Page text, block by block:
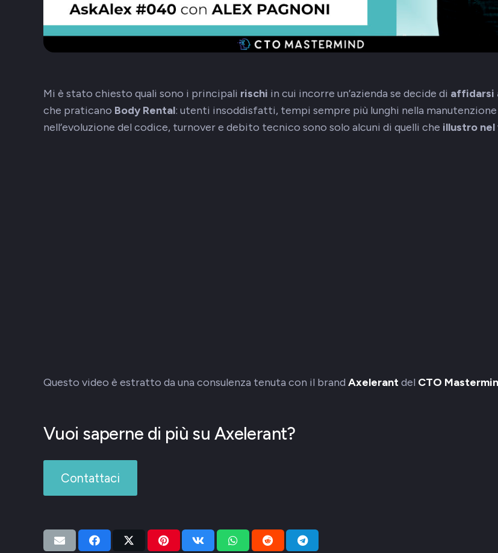
Mi è stato chiesto quali sono i principali rischi in cui incorre un’azienda se decide di affidarsi
che praticano Body Rental: utenti insoddisfatti, tempi sempre più lunghi nella manutenzione
nell’evoluzione del codice, turnover e debito tecnico sono solo alcuni di quelli che illustro
Questo video è estratto da una consulenza tenuta con il brand Axelerantdel CTO
Vuoi saperne di più su Axelerant?
Contattaci